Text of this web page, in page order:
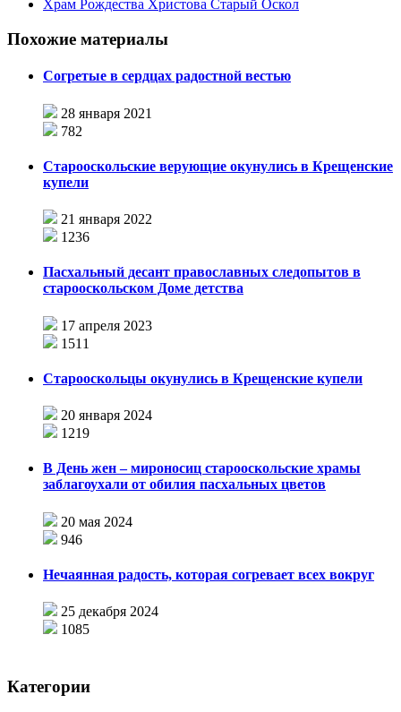
Храм Рождества Христова Старый Оскол
Похожие материалы
Согретые в сердцах радостной вестью
28 января 2021
782
Старооскольские верующие окунулись в Крещенские
купели
21 января 2022
1236
Пасхальный десант православных следопытов в
старооскольском Доме детства
17 апреля 2023
1511
Старооскольцы окунулись в Крещенские купели
20 января 2024
1219
В День жен – мироносиц старооскольские храмы
заблагоухали от обилия пасхальных цветов
20 мая 2024
946
Нечаянная радость, которая согревает всех вокруг
25 декабря 2024
1085
Категории